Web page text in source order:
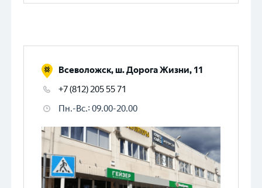
Всеволожск, ш. Дорога Жизни, 11
+7 (812) 205 55 71
Пн.-Вс.: 09.00-20.00